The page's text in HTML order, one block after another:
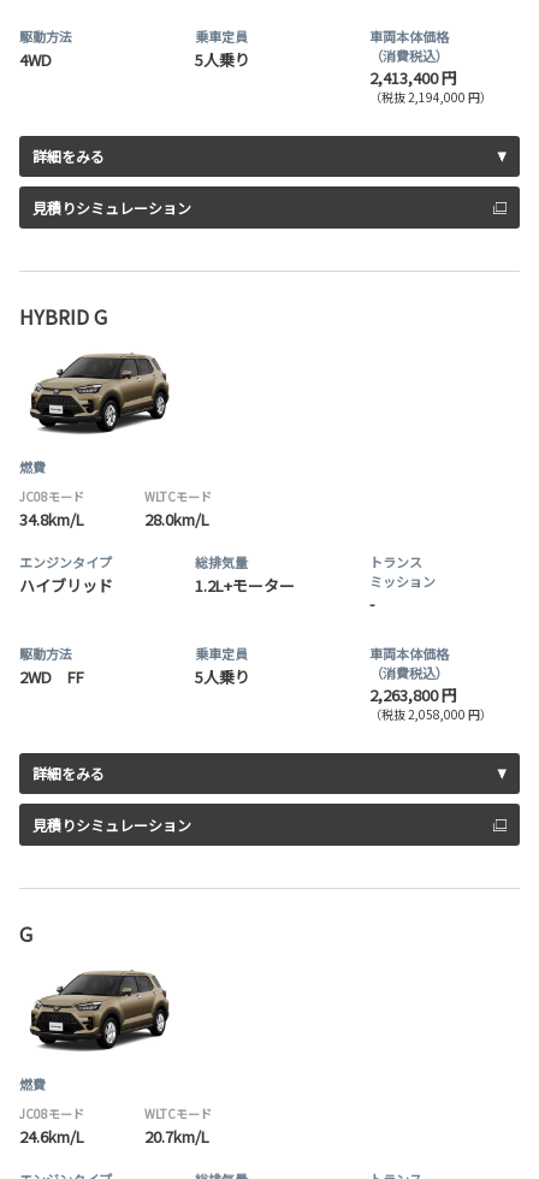
駆動方法
4WD
乗車定員
5人乗り
車両本体価格
（消費税込）
2,413,400 円
（税抜 2,194,000 円）
詳細をみる
見積りシミュレーション
HYBRID G
燃費
JC08モード
34.8km/L
WLTCモード
28.0km/L
エンジンタイプ
ハイブリッド
総排気量
1.2L+モーター
トランス
ミッション
-
駆動方法
2WD FF
乗車定員
5人乗り
車両本体価格
（消費税込）
2,263,800 円
（税抜 2,058,000 円）
詳細をみる
見積りシミュレーション
G
燃費
JC08モード
24.6km/L
WLTCモード
20.7km/L